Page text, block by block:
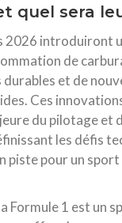
quel sera
2026 introduiront
de
et de
Ces
du pilotage et
les défis
piste pour un
Formule 1 est un